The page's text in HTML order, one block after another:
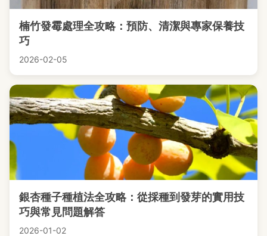
楠竹發霉處理全攻略：預防、清潔與專家保養技
巧
2026-02-05
銀杏種子種植法全攻略：從採種到發芽的實用技
巧與常見問題解答
2026-01-02